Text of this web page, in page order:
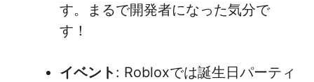
す。まるで開発者になった気分で
す！
イベント : Robloxでは誕生日パーティ